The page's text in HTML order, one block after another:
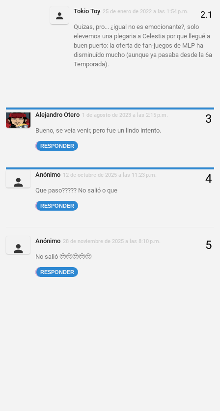
Tokio Toy 25 de enero de 2022 a las 1:54 p.m.
Quizas, pro... ¿igual no es emocionante?, solo
elevemos una plegaria a Celestia por que llegué a
buen puerto: la oferta de fan-juegos de MLP ha
disminuído mucho (aunque ya pasaba desde la 6a
Temporada).
Alejandro Otero 1 de agosto de 2023 a las 2:15 p.m.
Bueno, se veía venir, pero fue un lindo intento.
RESPONDER
Anónimo 12 de octubre de 2025 a las 11:23 p.m.
Que paso????? No salió o que
RESPONDER
Anónimo 28 de noviembre de 2025 a las 8:10 p.m.
No salió 🥹🥹🥹🥹🥹
RESPONDER